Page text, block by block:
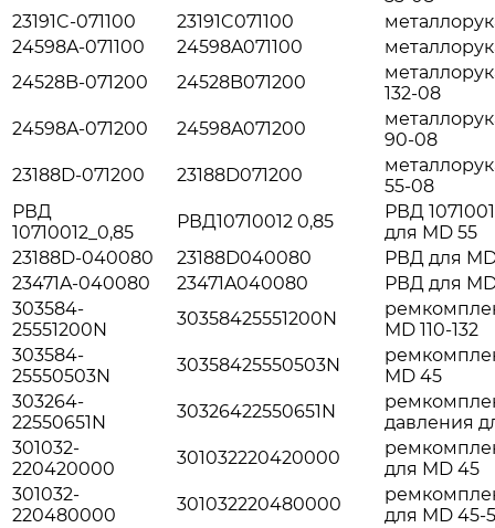
23191C-071100
23191C071100
24598A-071100
24598A071100
24528B-071200
24528B071200
132-08
24598A-071200
24598A071200
90-08
23188D-071200
23188D071200
55-08
РВД
10710012_0,85
РВД10710012 0,85
РВД
для MD 55
23188D-040080
23188D040080
РВД для
23471A-040080
23471A040080
РВД для
303584-
25551200N
30358425551200N
MD 110-132
303584-
25550503N
30358425550503N
MD 45
303264-
22550651N
30326422550651N
давления
301032-
220420000
301032220420000
для MD 45
301032-
220480000
301032220480000
для MD 45-